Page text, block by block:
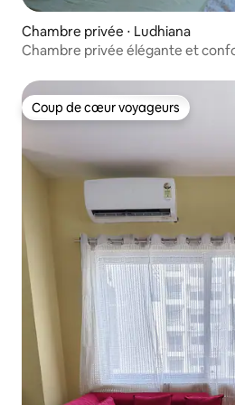
Chambre privée ⋅ Ludhiana
Chambre privée élégante et
Coup de cœur voyageurs
Coup de cœur voyageurs